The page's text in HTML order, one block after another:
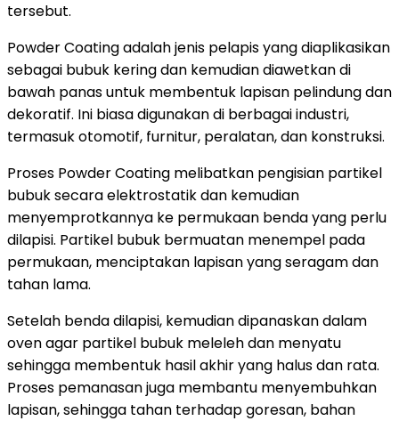
tersebut.
Powder Coating adalah jenis pelapis yang diaplikasikan
sebagai bubuk kering dan kemudian diawetkan di
bawah panas untuk membentuk lapisan pelindung dan
dekoratif. Ini biasa digunakan di berbagai industri,
termasuk otomotif, furnitur, peralatan, dan konstruksi.
Proses Powder Coating melibatkan pengisian partikel
bubuk secara elektrostatik dan kemudian
menyemprotkannya ke permukaan benda yang perlu
dilapisi. Partikel bubuk bermuatan menempel pada
permukaan, menciptakan lapisan yang seragam dan
tahan lama.
Setelah benda dilapisi, kemudian dipanaskan dalam
oven agar partikel bubuk meleleh dan menyatu
sehingga membentuk hasil akhir yang halus dan rata.
Proses pemanasan juga membantu menyembuhkan
lapisan, sehingga tahan terhadap goresan, bahan